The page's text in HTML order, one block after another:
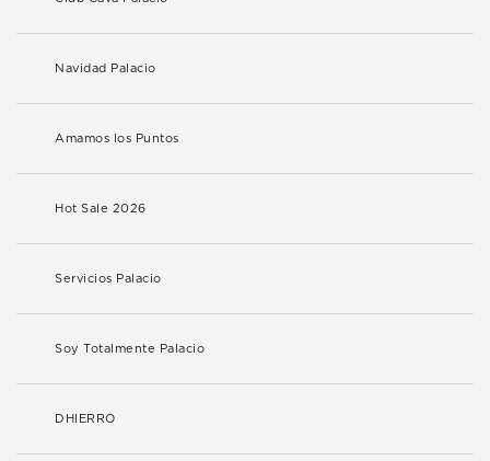
Navidad Palacio
Amamos los Puntos
Hot Sale 2026
Servicios Palacio
Soy Totalmente Palacio
DHIERRO